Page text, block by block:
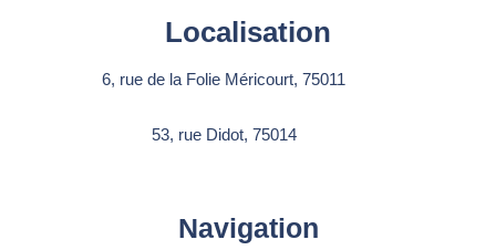
Localisation
6, rue de la Folie Méricourt, 75011
53, rue Didot, 75014
Navigation